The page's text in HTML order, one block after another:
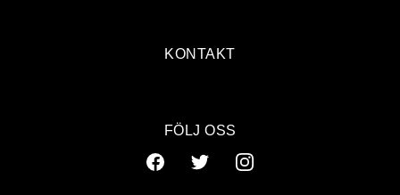
KONTAKT
FÖLJ OSS